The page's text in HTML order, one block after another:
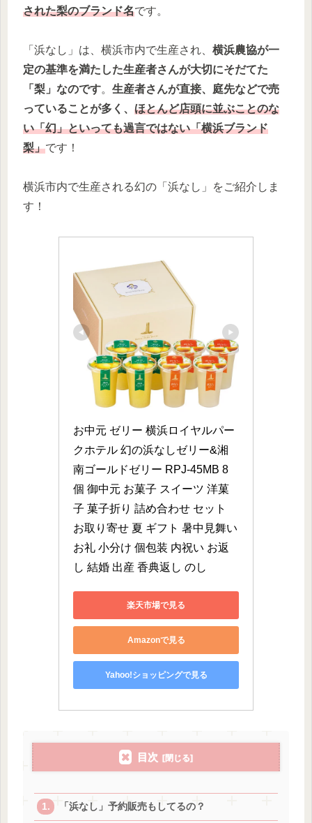
された梨のブランド名です。
「浜なし」は、横浜市内で生産され、 横浜農協が一
定の基準を満たした生産者さんが大切にそだてた
「梨」なのです。 生産者さんが直接、庭先などで売
っていることが多く、 ほとんど店頭に並ぶことのな
い「幻」といっても過言ではない「横浜ブランド
梨」です！
横浜市内で生産される幻の「浜なし」をご紹介しま
す！
お中元 ゼリー 横浜ロイヤルパー
クホテル 幻の浜なしゼリー&湘
南ゴールドゼリー RPJ-45MB 8
個 御中元 お菓子 スイーツ 洋菓
子 菓子折り 詰め合わせ セット
お取り寄せ 夏 ギフト 暑中見舞い
お礼 小分け 個包装 内祝い お返
し 結婚 出産 香典返し のし
楽天市場で見る
Amazonで見る
Yahoo!ショッピングで見る
目次
「浜なし」予約販売もしてるの？